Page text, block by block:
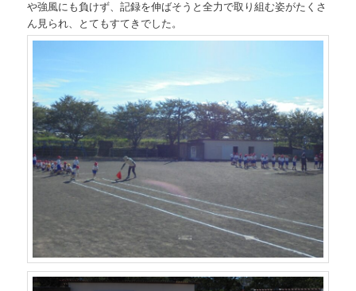
や強風にも負けず、記録を伸ばそうと全力で取り組む姿がたくさ
ん見られ、とてもすてきでした。